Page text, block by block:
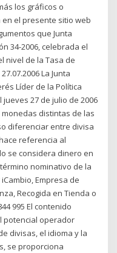
los gráficos o
el presente sitio web
que Junta
34-2006, celebrada el
nivel de la Tasa de
La Junta
Líder de la Política
jueves 27 de julio de 2006
distintas de las
diferenciar entre divisa
referencia al
se considera dinero en
nominativo de la
Empresa de
Recogida en Tienda o
995 El contenido
potencial operador
divisas, el idioma y la
se proporciona